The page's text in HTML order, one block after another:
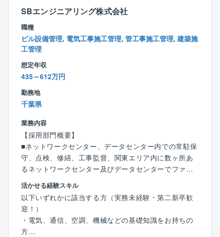
海底ケーブル設備および通信設備の保守・運用
コロケーション設備の運営・お客さま対応
海外キャリアとの工事・運用に関する調整
回線開通・廃止に伴う設備対応
電源・空調など付帯設備の保守・更新
設備工事の監督、安全管理
災害発生時の設備復旧・緊急対応
※コロケーションサービスとは
お客さまのサーバーや通信機器を設置するためのスペ
ースや電源、空調などの設備を提供するサービスで
す。丸山国際中継所では、国内外の通信事業者をはじ
めとするお客さまへサービスを提供し、その安定した
運用を支えています。
仕事の魅力：
【世界をつなぐ通信インフラを支える】
海底ケーブルの陸揚げ局として、世界中の通信を支え
る重要な設備の保守・運用を担います。
【グローバルな環境で成長できる】
海外キャリアや海外のお客さまと連携しながら、国際
・新しい技術や知識を積極的に学ぶ意欲のある方
・社内外の関係者と協力しながら業務を進められる方
・海外のお客さまとのコミュニケーションに興味があ
る方
SBエンジニアリング株式会社
職種
ビル設備管理, 電気工事施工管理, 管工事施工管理, 建築施
工管理
想定年収
435～612万円
勤務地
千葉県
業務内容
【採用部門概要】
■ネットワークセンター、データセンター内での常駐保
守、点検、修繕、工事監督、関東エリア内に数ヶ所あ
るネットワークセンター及びデータセンターでファシ
リティ設備(自家発設備、受変電設備、空調設備、消防
設備、給排水設備、衛生設備、躯体)の工事・保守・運
用・修繕業務を担っています。
各ジャンルのエキスパートで1チームとなって各工事、
保守、運用、修繕に当たります。
活かせる経験スキル
以下いずれかに該当する方（実務未経験・第二新卒歓
迎！）
・電気、通信、空調、機械などの基礎知識をお持ちの
方